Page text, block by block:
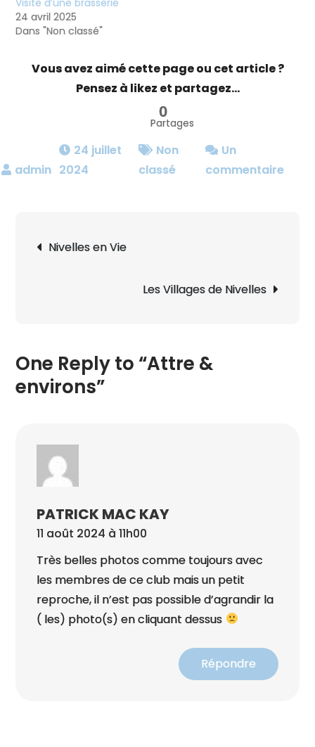
Visite d’une brasserie
24 avril 2025
Dans "Non classé"
Vous avez aimé cette page ou cet article ?
Pensez à likez et partagez...
0
Partages
24 juillet
2024
Non
classé
Un
commentairesur
deNivelles en Vie
Les Villages de Nivelles
One Reply to “Attre &
environs”
PATRICK MAC KAY
11 août 2024 à 11h00
Très belles photos comme toujours avec
les membres de ce club mais un petit
reproche, il n’est pas possible d’agrandir la
( les) photo(s) en cliquant dessus
Répondre